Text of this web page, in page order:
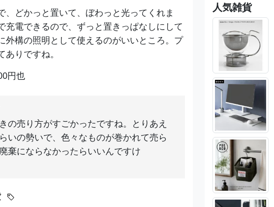
、どかっと置いて、ぼわっと光ってくれま
充電できるので、ずっと置きっぱなしにして
外構の照明として使えるのがいいところ。プ
りですね。
円也
の売り方がすごかったですね。とりあえ
いの勢いで、色々なものが巻かれて売ら
棄にならなかったらいいんですけ
人気雑貨